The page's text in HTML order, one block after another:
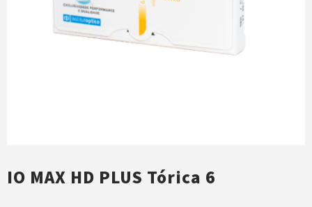
IO MAX HD PLUS Tórica 6